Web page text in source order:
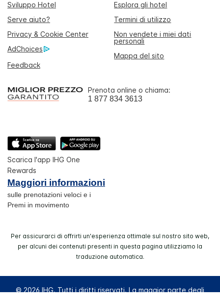
Sviluppo Hotel
Esplora gli hotel
Serve aiuto?
Termini di utilizzo
Privacy & Cookie Center
Non vendete i miei dati
personali
AdChoices
Mappa del sito
Feedback
Prenota online o chiama:
1 877 834 3613
Scarica l'app IHG One
Rewards
Maggiori informazioni
sulle prenotazioni veloci e i
Premi in movimento
Per assicurarci di offrirti un'esperienza ottimale sul nostro sito web,
per alcuni dei contenuti presenti in questa pagina utilizziamo la
traduzione automatica.
© 2026 IHG. Tutti i diritti riservati. La maggior parte degli